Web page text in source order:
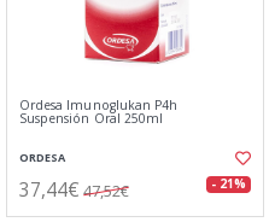
Ordesa Imunoglukan P4h
Suspensión Oral 250ml
ORDESA
37,44€ 47,52€ - 21%